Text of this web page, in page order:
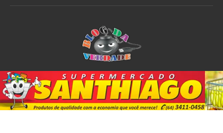
Sobre o Blog Notícias Plantão Policial Acidente
Política
Esporte
@2020 - All Right Reserved. Designed and Developed byPortalDev